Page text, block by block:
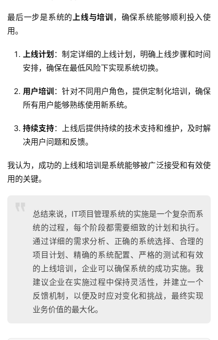
最后一步是系统的上线与培训 ，确保系统能够顺利投入使
用。
上线计划 ：制定详细的上线计划，明确上线步骤和时间
安排，确保在最低风险下实现系统切换。
用户培训 ：针对不同用户角色，提供定制化培训，确保
所有用户能够熟练使用新系统。
持续支持：上线后提供持续的技术支持和维护，及时解
决用户问题和反馈。
我认为，成功的上线和培训是系统能够被广泛接受和有效使
用的关键。
总结来说，IT项目管理系统的实施是一个复杂而系
统的过程，每个阶段都需要细致的计划和执行。
通过详细的需求分析、正确的系统选择、合理的
项目计划、精确的系统配置、严格的测试和有效
的上线培训，企业可以确保系统的成功实施。我
建议企业在实施过程中保持灵活性，并建立一个
反馈机制，以便及时应对变化和挑战，最终实现
业务价值的最大化。